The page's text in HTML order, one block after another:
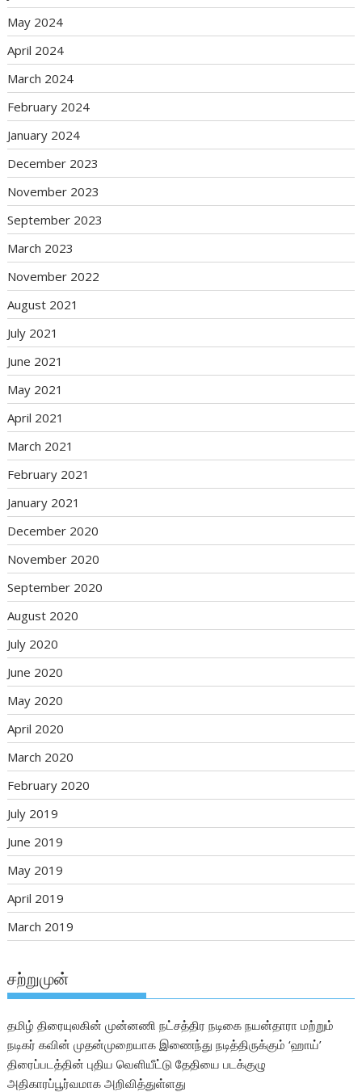
May 2024
April 2024
March 2024
February 2024
January 2024
December 2023
November 2023
September 2023
March 2023
November 2022
August 2021
July 2021
June 2021
May 2021
April 2021
March 2021
February 2021
January 2021
December 2020
November 2020
September 2020
August 2020
July 2020
June 2020
May 2020
April 2020
March 2020
February 2020
July 2019
June 2019
May 2019
April 2019
March 2019
சற்றுமுன்
தமிழ் திரையுலகின் முன்னணி நட்சத்திர நடிகை நயன்தாரா மற்றும்
நடிகர் கவின் முதன்முறையாக இணைந்து நடித்திருக்கும் ‘ஹாய்’
திரைப்படத்தின் புதிய வெளியீட்டு தேதியை படக்குழு
அதிகாரப்பூர்வமாக அறிவித்துள்ளது